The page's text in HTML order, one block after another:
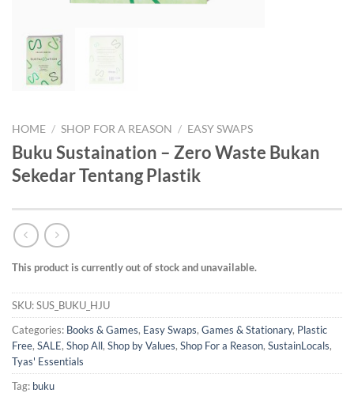
HOME / SHOP FOR A REASON / EASY SWAPS
Buku Sustaination – Zero Waste Bukan
Sekedar Tentang Plastik
This product is currently out of stock and unavailable.
SKU:SUS_BUKU_HJU
Categories: Books & Games, Easy Swaps, Games & Stationary, Plastic
Free, SALE, Shop All, Shop by Values, Shop For a Reason, SustainLocals,
Tyas' Essentials
Tag: buku